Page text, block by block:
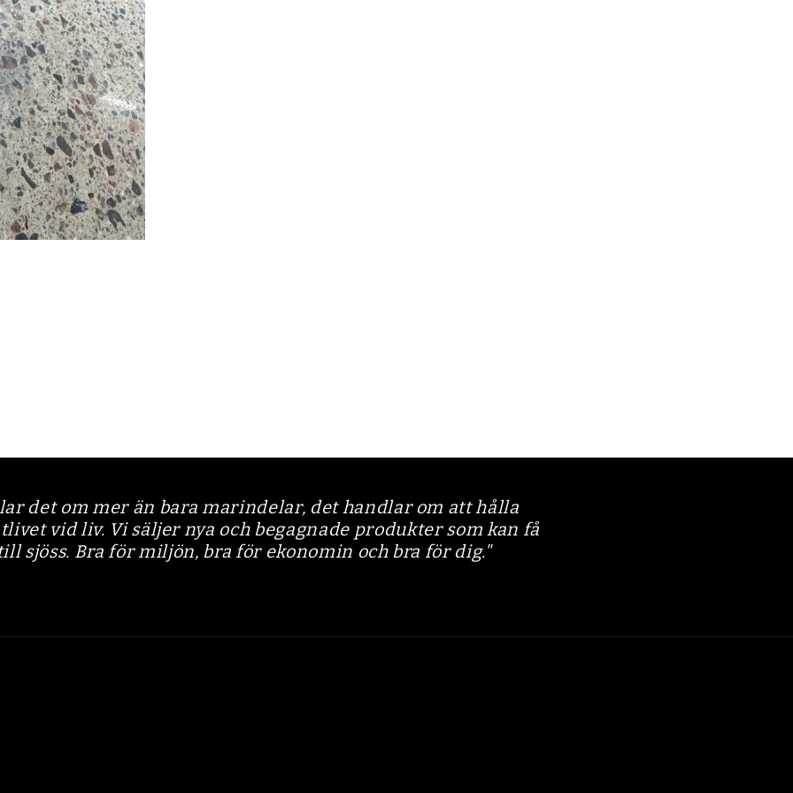
det om mer än bara marindelar, det handlar om att hålla
vid liv. Vi säljer nya och begagnade produkter som kan få
sjöss. Bra för miljön, bra för ekonomin och bra för dig."